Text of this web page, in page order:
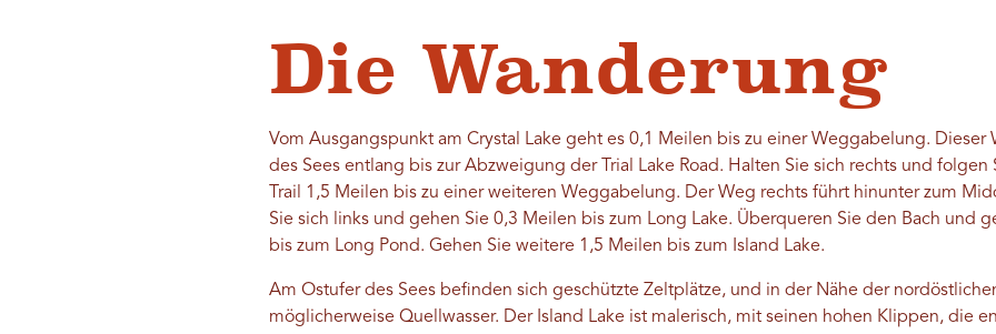
Die Wanderung
Vom Ausgangspunkt am Crystal Lake geht es 0,1 Meilen bis zu einer Weggabelung. Dieser
des Sees entlang bis zur Abzweigung der Trial Lake Road. Halten Sie sich rechts und
Trail 1,5 Meilen bis zu einer weiteren Weggabelung. Der Weg rechts führt hinunter zum
Sie sich links und gehen Sie 0,3 Meilen bis zum Long Lake. Überqueren Sie den Bach und
bis zum Long Pond. Gehen Sie weitere 1,5 Meilen bis zum Island Lake.
Am Ostufer des Sees befinden sich geschützte Zeltplätze, und in der Nähe der
möglicherweise Quellwasser. Der Island Lake ist malerisch, mit seinen hohen Klippen, die